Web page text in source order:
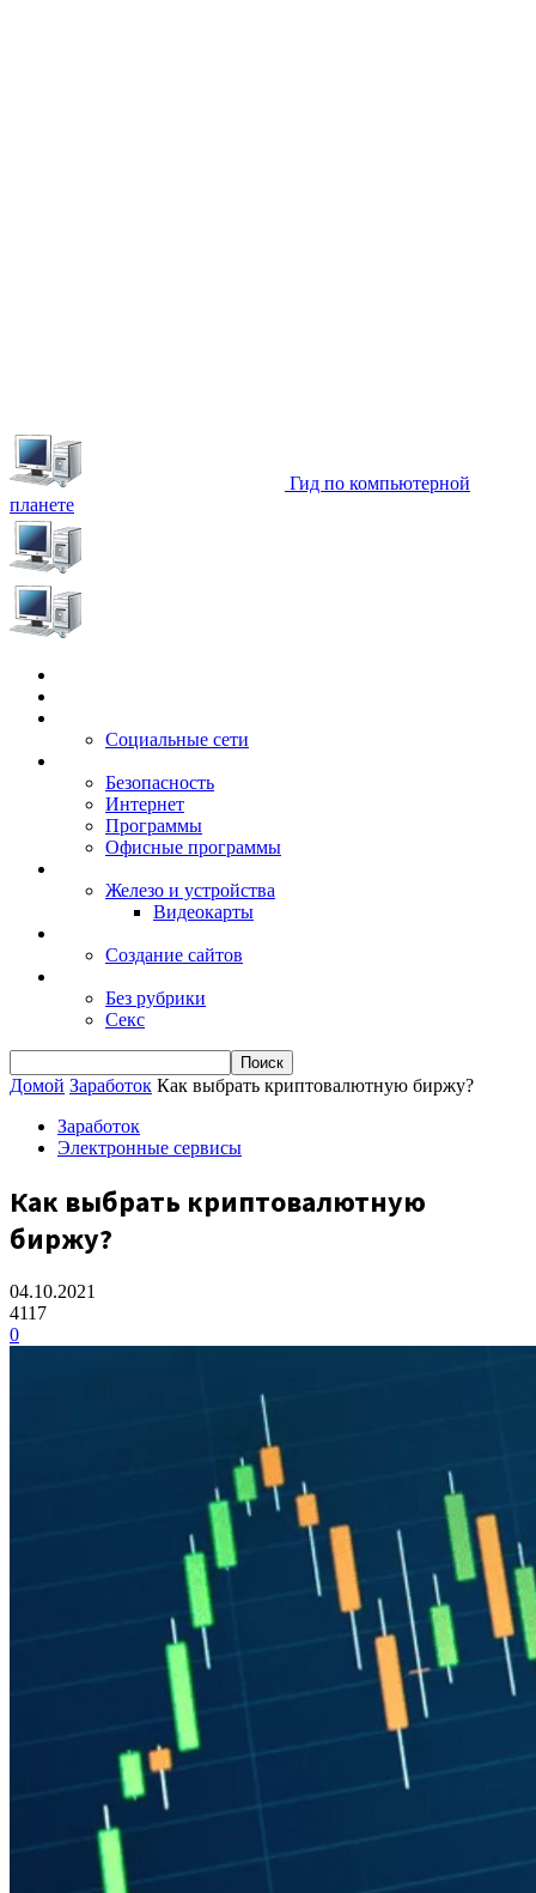
Гид по компьютерной
планете
Социальные сети
Безопасность
Интернет
Программы
Офисные программы
Железо и устройства
Видеокарты
Создание сайтов
Без рубрики
Секс
Домой Заработок Как выбрать криптовалютную биржу?
Заработок
Электронные сервисы
Как выбрать криптовалютную
биржу?
04.10.2021
4117
0